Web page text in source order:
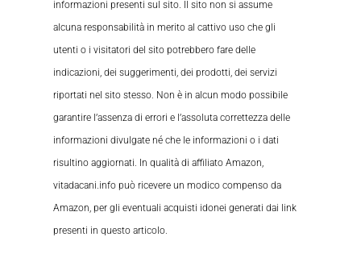
informazioni presenti sul sito. Il sito non si assume
alcuna responsabilità in merito al cattivo uso che gli
utenti o i visitatori del sito potrebbero fare delle
indicazioni, dei suggerimenti, dei prodotti, dei servizi
riportati nel sito stesso. Non è in alcun modo possibile
garantire l’assenza di errori e l’assoluta correttezza delle
informazioni divulgate né che le informazioni o i dati
risultino aggiornati. In qualità di affiliato Amazon,
vitadacani.info può ricevere un modico compenso da
Amazon, per gli eventuali acquisti idonei generati dai link
presenti in questo articolo.